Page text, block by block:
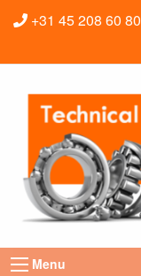
+31 45 208 60 80
Menu